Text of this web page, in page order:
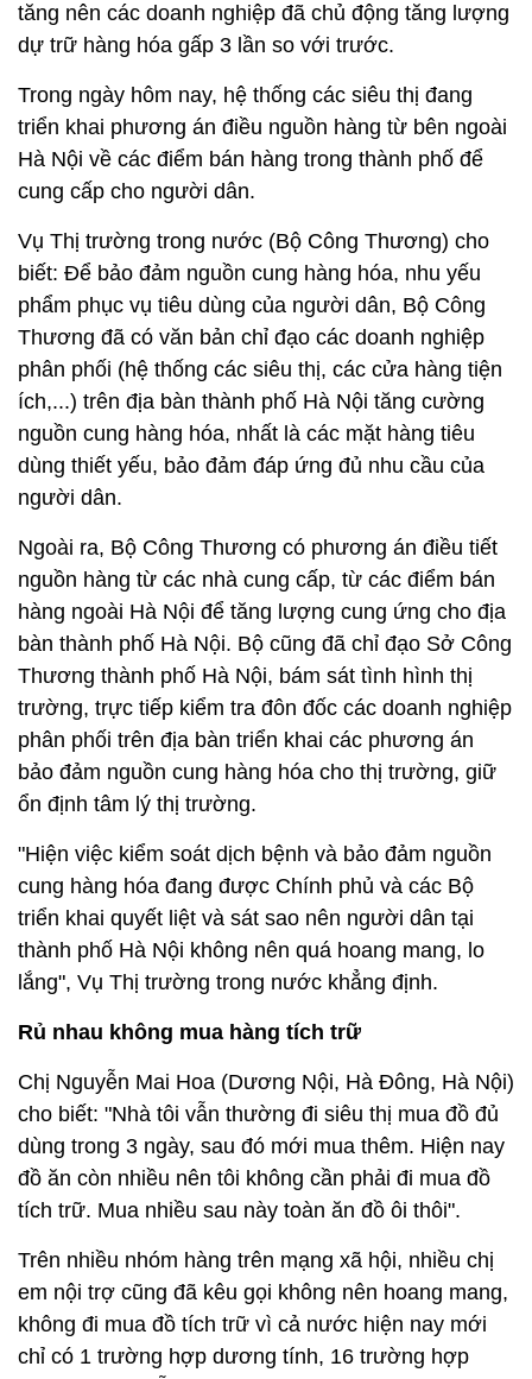
tăng nên các doanh nghiệp đã chủ động tăng lượng
dự trữ hàng hóa gấp 3 lần so với trước.
Trong ngày hôm nay, hệ thống các siêu thị đang
triển khai phương án điều nguồn hàng từ bên ngoài
Hà Nội về các điểm bán hàng trong thành phố để
cung cấp cho người dân.
Vụ Thị trường trong nước (Bộ Công Thương) cho
biết: Để bảo đảm nguồn cung hàng hóa, nhu yếu
phẩm phục vụ tiêu dùng của người dân, Bộ Công
Thương đã có văn bản chỉ đạo các doanh nghiệp
phân phối (hệ thống các siêu thị, các cửa hàng tiện
ích,...) trên địa bàn thành phố Hà Nội tăng cường
nguồn cung hàng hóa, nhất là các mặt hàng tiêu
dùng thiết yếu, bảo đảm đáp ứng đủ nhu cầu của
người dân.
Ngoài ra, Bộ Công Thương có phương án điều tiết
nguồn hàng từ các nhà cung cấp, từ các điểm bán
hàng ngoài Hà Nội để tăng lượng cung ứng cho địa
bàn thành phố Hà Nội. Bộ cũng đã chỉ đạo Sở Công
Thương thành phố Hà Nội, bám sát tình hình thị
trường, trực tiếp kiểm tra đôn đốc các doanh nghiệp
phân phối trên địa bàn triển khai các phương án
bảo đảm nguồn cung hàng hóa cho thị trường, giữ
ổn định tâm lý thị trường.
"Hiện việc kiểm soát dịch bệnh và bảo đảm nguồn
cung hàng hóa đang được Chính phủ và các Bộ
triển khai quyết liệt và sát sao nên người dân tại
thành phố Hà Nội không nên quá hoang mang, lo
lắng", Vụ Thị trường trong nước khẳng định.
Rủ nhau không mua hàng tích trữ
Chị Nguyễn Mai Hoa (Dương Nội, Hà Đông, Hà Nội)
cho biết: "Nhà tôi vẫn thường đi siêu thị mua đồ đủ
dùng trong 3 ngày, sau đó mới mua thêm. Hiện nay
đồ ăn còn nhiều nên tôi không cần phải đi mua đồ
tích trữ. Mua nhiều sau này toàn ăn đồ ôi thôi".
Trên nhiều nhóm hàng trên mạng xã hội, nhiều chị
em nội trợ cũng đã kêu gọi không nên hoang mang,
không đi mua đồ tích trữ vì cả nước hiện nay mới
chỉ có 1 trường hợp dương tính, 16 trường hợp